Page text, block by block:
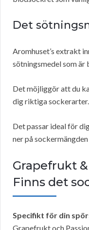
Det
Aromhuset’s extrakt
sötningsmedel som
Det möjliggör att du
dig riktiga sockerarter.
Det passar ideal för
ner på
Grapefrukt
Finns det
Specifikt för din
Grapefrukt och